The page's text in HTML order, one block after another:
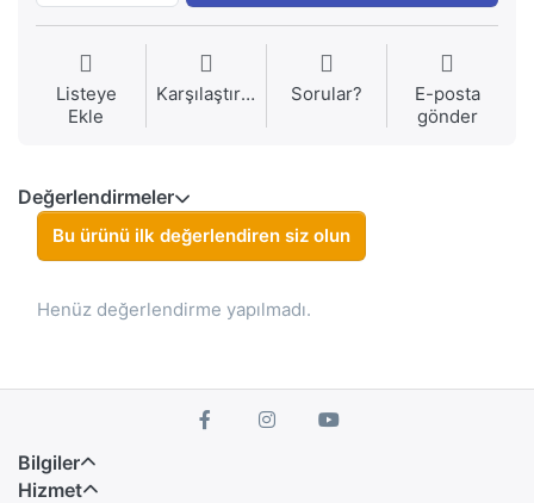
Listeye
Ekle
Karşılaştırma Sorular?
E-posta
gönder
Değerlendirmeler
Bu ürünü ilk değerlendiren siz olun
Henüz değerlendirme yapılmadı.
Bilgiler
Hizmet